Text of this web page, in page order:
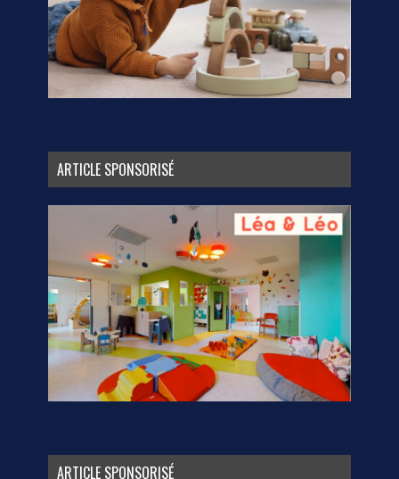
ARTICLE SPONSORISÉ
ARTICLE SPONSORISÉ